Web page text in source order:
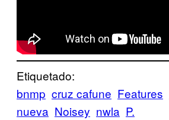
Etiquetado:
bnmp cruz cafune Features
nueva Noisey nwla P.